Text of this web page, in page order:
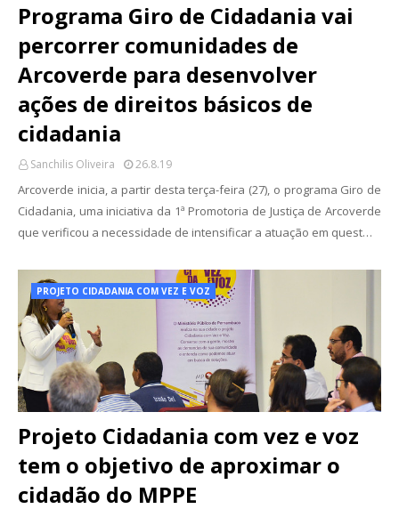
Programa Giro de Cidadania vai
percorrer comunidades de
Arcoverde para desenvolver
ações de direitos básicos de
cidadania
Sanchilis Oliveira 26.8.19
Arcoverde inicia, a partir desta terça-feira (27), o programa Giro de
Cidadania, uma iniciativa da 1ª Promotoria de Justiça de Arcoverde
que verificou a necessidade de intensificar a atuação em quest…
PROJETO CIDADANIA COM VEZ E VOZ
Projeto Cidadania com vez e voz
tem o objetivo de aproximar o
cidadão do MPPE